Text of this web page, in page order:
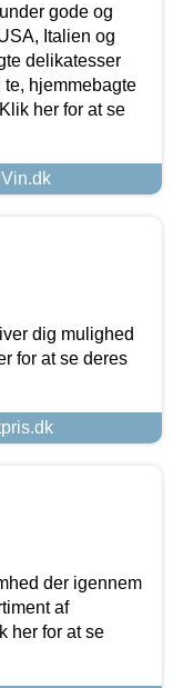
gode og
Italien og
delikatesser
hjemmebagte
her for at se
dig mulighed
for at se deres
der igennem
af
her for at se